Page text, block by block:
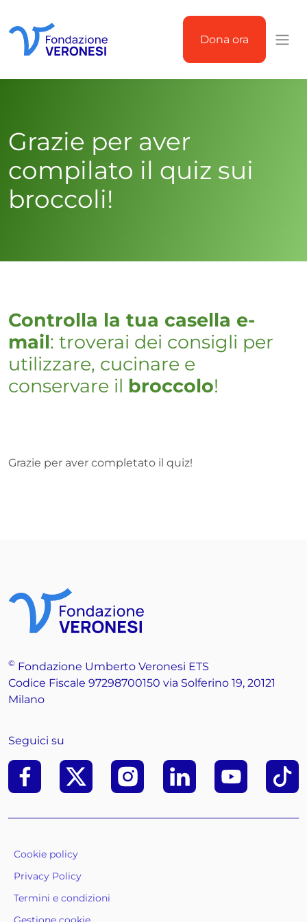
Dona ora
Grazie per aver
compilato il quiz sui
broccoli!
Controlla la tua casella e-
mail: troverai dei consigli per
utilizzare, cucinare e
conservare il broccolo!
Grazie per aver completato il quiz!
© Fondazione Umberto Veronesi ETS
Codice Fiscale 97298700150 via Solferino 19, 20121
Milano
Seguici su
FacebookX InstagramLinkedin Youtube Tik
Cookie policy
Privacy Policy
Termini e condizioni